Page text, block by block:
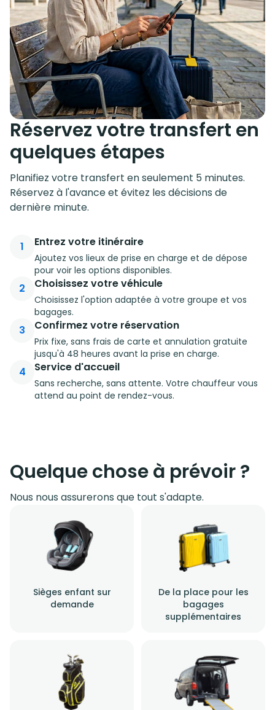
Réservez votre transfert en
quelques étapes
Planifiez votre transfert en seulement 5 minutes.
Réservez à l'avance et évitez les décisions de
dernière minute.
1 Entrez votre itinéraire
Ajoutez vos lieux de prise en charge et de dépose
pour voir les options disponibles.
2 Choisissez votre véhicule
Choisissez l'option adaptée à votre groupe et vos
bagages.
3 Confirmez votre réservation
Prix fixe, sans frais de carte et annulation gratuite
jusqu'à 48 heures avant la prise en charge.
4 Service d'accueil
Sans recherche, sans attente. Votre chauffeur vous
attend au point de rendez-vous.
Quelque chose à prévoir ?
Nous nous assurerons que tout s'adapte.
Sièges enfant sur
demande
De la place pour les
bagages
supplémentaires